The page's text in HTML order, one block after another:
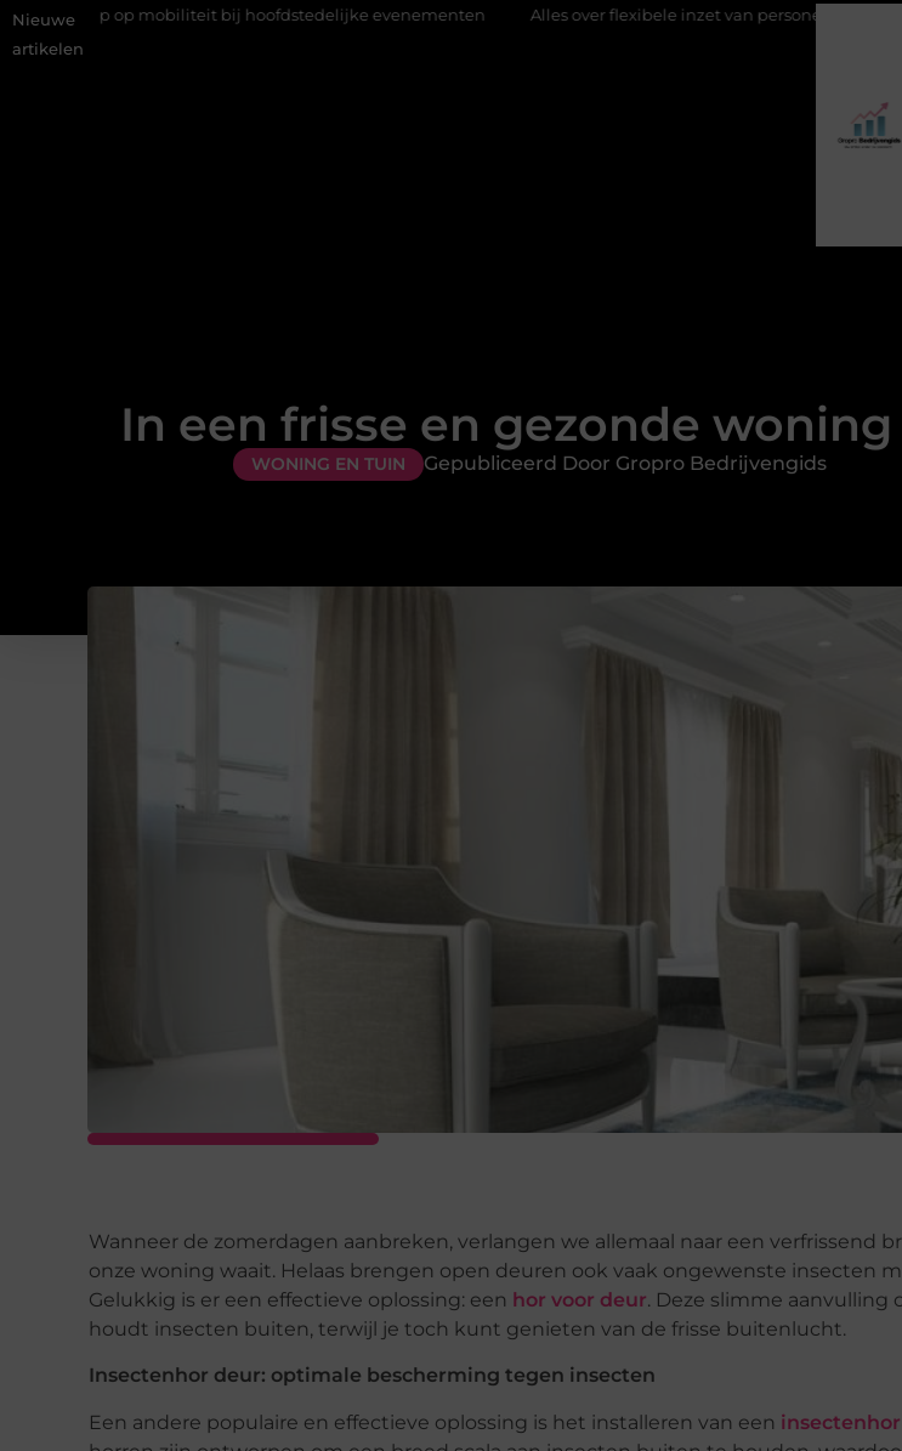
Nieuwe
artikelen
mobiliteit bij hoofdstedelijke evenementen Alles over flexibele inzet van personeel
In een frisse en gezonde
WONING EN TUIN Gepubliceerd Door Gropro Bedrijvengids
Wanneer de zomerdagen aanbreken, verlangen we allemaal naar een verfrissend
onze woning waait. Helaas brengen open deuren ook vaak ongewenste insecten
Gelukkig is er een effectieve oplossing: een hor voor deur. Deze slimme aanvulling
houdt insecten buiten, terwijl je toch kunt genieten van de frisse buitenlucht.
Insectenhor deur: optimale bescherming tegen insecten
Een andere populaire en effectieve oplossing is het installeren van een